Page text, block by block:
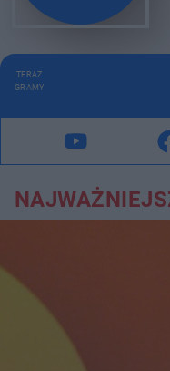
TERAZ
GRAMY